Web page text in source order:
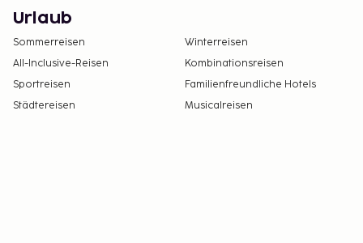
Urlaub
Sommerreisen
Winterreisen
All-Inclusive-Reisen
Kombinationsreisen
Sportreisen
Familienfreundliche Hotels
Städtereisen
Musicalreisen